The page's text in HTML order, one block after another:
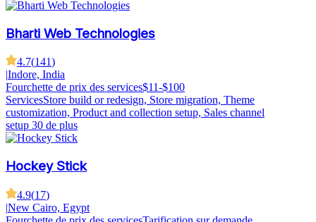
Bharti Web Technologies
4.7(141)
Indore, India
Fourchette de prix des services$11-$100
ServicesStore build or redesign, Store migration, Theme
customization, Product and collection setup, Sales channel
setup 30 de plus
Hockey Stick
4.9(17)
|New Cairo, Egypt